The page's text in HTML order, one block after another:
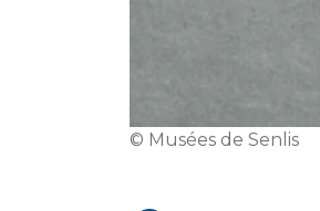
© Musées de Senlis